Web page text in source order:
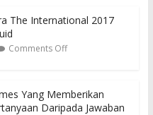
The International 2017
Comments Off
Yang Memberikan
Daripada Jawaban